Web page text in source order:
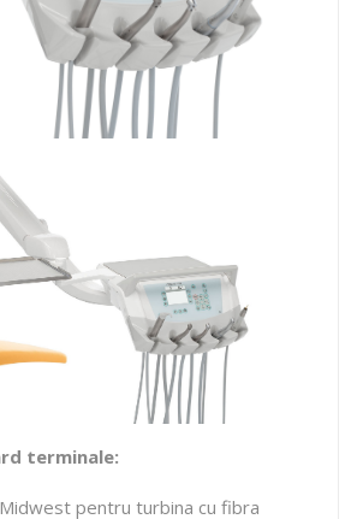
terminale:
pentru turbina cu fibra